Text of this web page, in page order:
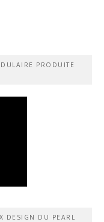
PRODUITE
DESIGN DU PEARL